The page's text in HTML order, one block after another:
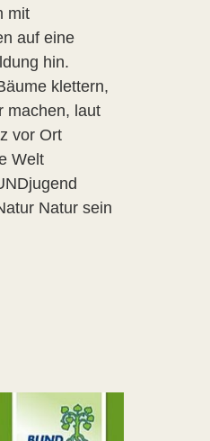
mit
auf eine
hin.
klettern,
machen, laut
vor Ort
Welt
Natur sein